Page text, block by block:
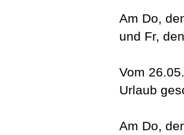
Am Do,
und Fr,
Vom
Urlaub
Am Do,